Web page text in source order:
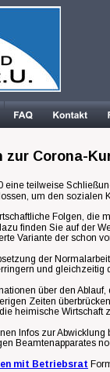
zur Corona-
eine teilweise
um den
Folgen,
finden Sie auf der
Variante der schon
der
und gleichzeitig
über den
Zeiten
heimische
Infos zur Abwicklung
Beamtenapparates
mit Betriebsrat